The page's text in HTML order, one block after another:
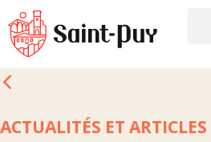
ACTUALITÉS ET ARTICLES